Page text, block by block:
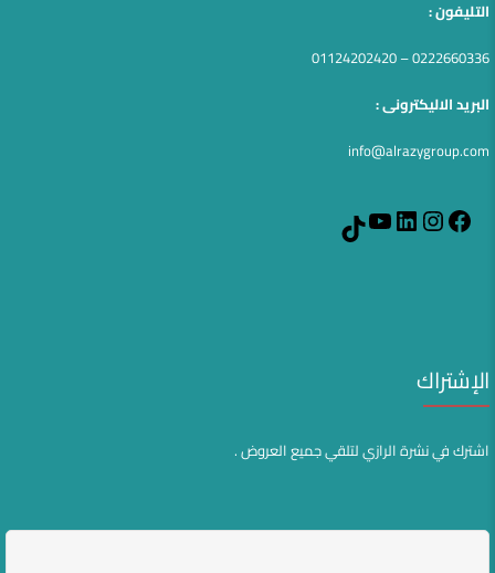
التليفون :
0222660336 – 01124202420
البريد الاليكترونى :
info@alrazygroup.com
Facebook
Instagram
LinkedIn
YouTube
الإشتراك
اشترك في نشرة الرازي لتلقي جميع العروض .